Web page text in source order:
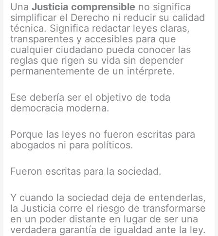
UnaJusticia comprensible no significa
simplificar el Derecho ni reducir su calidad
técnica. Significa redactar leyes claras,
transparentes y accesibles para que
cualquier ciudadano pueda conocer las
reglas que rigen su vida sin depender
permanentemente de un intérprete.
Ese debería ser el objetivo de toda
democracia moderna.
Porque las leyes no fueron escritas para
abogados ni para políticos.
Fueron escritas para la sociedad.
Y cuando la sociedad deja de entenderlas,
la Justicia corre el riesgo de transformarse
en un poder distante en lugar de ser una
verdadera garantía de igualdad ante la ley.